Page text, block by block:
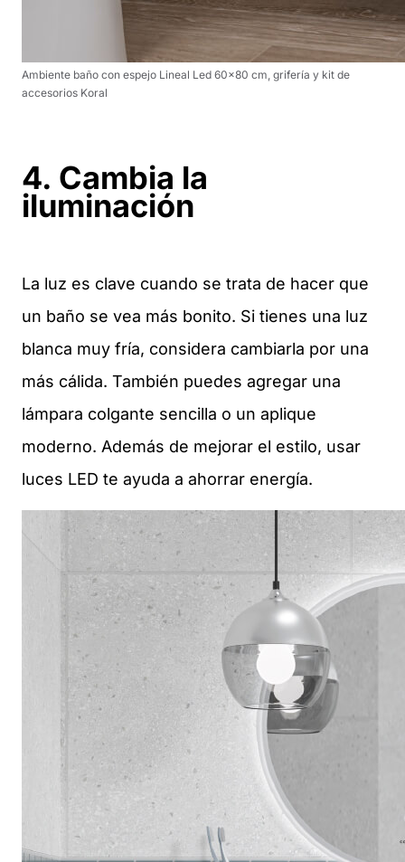
Ambiente baño con espejo Lineal Led 60×80 cm, grifería y kit de
accesorios Koral
4. Cambia la
iluminación
La luz es clave cuando se trata de hacer que
un baño se vea más bonito. Si tienes una luz
blanca muy fría, considera cambiarla por una
más cálida. También puedes agregar una
lámpara colgante sencilla o un aplique
moderno. Además de mejorar el estilo, usar
luces LED te ayuda a ahorrar energía.